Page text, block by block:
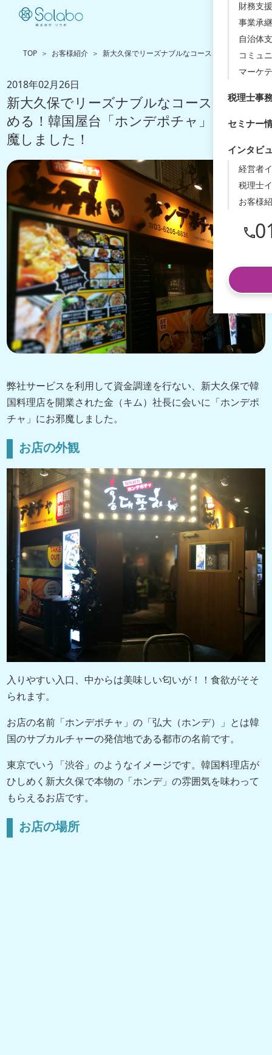
財務支
事業承
自治体
コミュ
マーケ
税理士事
セミナー
インタビ
経営者
税理士
お客様
TOP お客様紹介 新大久保でリーズナブルなコースも楽しめる！韓
2018年02月26日
新大久保でリーズナブルなコースも楽し
める！韓国屋台「ホンデポチャ」にお邪
魔しました！
弊社サービスを利用して資金調達を行ない、新大久保で韓
国料理店を開業された金（キム）社長に会いに「ホンデポ
チャ」にお邪魔しました。
お店の外観
入りやすい入口、中からは美味しい匂いが！！食欲がそそ
られます。
お店の名前「ホンデポチャ」の「弘大（ホンデ）」とは韓
国のサブカルチャーの発信地である都市の名前です。
東京でいう「渋谷」のようなイメージです。韓国料理店が
ひしめく新大久保で本物の「ホンデ」の雰囲気を味わって
もらえるお店です。
お店の場所